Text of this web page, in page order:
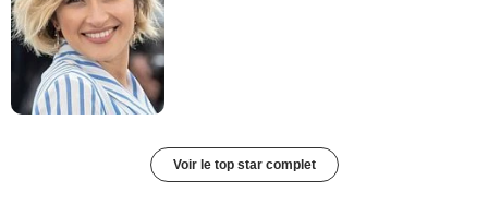
Voir le top star complet